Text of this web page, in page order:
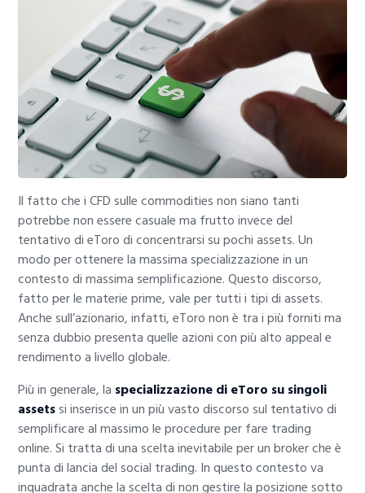
Il fatto che i CFD sulle commodities non siano tanti
potrebbe non essere casuale ma frutto invece del
tentativo di eToro di concentrarsi su pochi assets. Un
modo per ottenere la massima specializzazione in un
contesto di massima semplificazione. Questo discorso,
fatto per le materie prime, vale per tutti i tipi di assets.
Anche sull’azionario, infatti, eToro non è tra i più forniti ma
senza dubbio presenta quelle azioni con più alto appeal e
rendimento a livello globale.
Più in generale, la specializzazione di eToro su singoli
assetssi inserisce in un più vasto discorso sul tentativo di
semplificare al massimo le procedure per fare trading
online. Si tratta di una scelta inevitabile per un broker che è
punta di lancia del social trading. In questo contesto va
inquadrata anche la scelta di non gestire la posizione sotto